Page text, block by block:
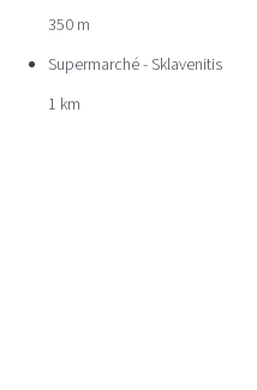
350 m
Supermarché - Sklavenitis
1 km